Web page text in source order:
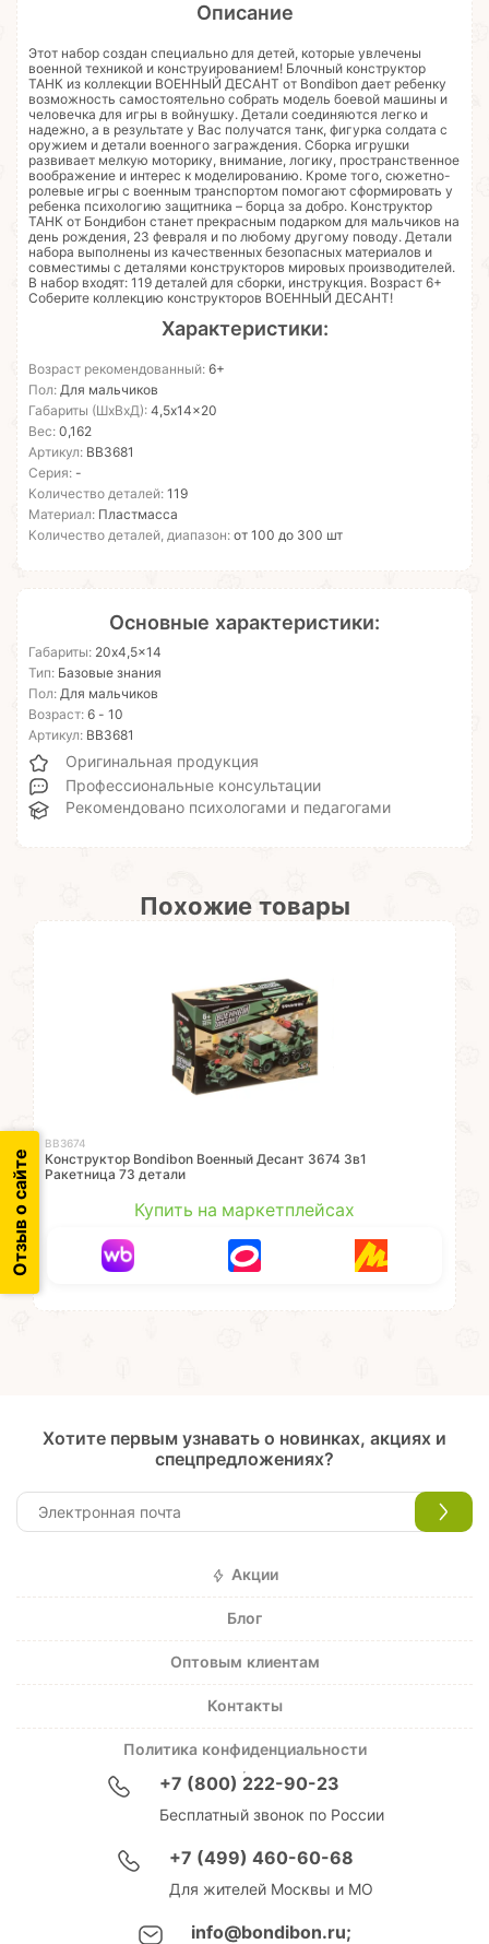
Описание
Этот набор создан специально для детей, которые увлечены
военной техникой и конструированием! Блочный конструктор
ТАНК из коллекции ВОЕННЫЙ ДЕСАНТ от Bondibon дает ребенку
возможность самостоятельно собрать модель боевой машины и
человечка для игры в войнушку. Детали соединяются легко и
надежно, а в результате у Вас получатся танк, фигурка солдата с
оружием и детали военного заграждения. Сборка игрушки
развивает мелкую моторику, внимание, логику, пространственное
воображение и интерес к моделированию. Кроме того, сюжетно-
ролевые игры с военным транспортом помогают сформировать у
ребенка психологию защитника – борца за добро. Конструктор
ТАНК от Бондибон станет прекрасным подарком для мальчиков на
день рождения, 23 февраля и по любому другому поводу. Детали
набора выполнены из качественных безопасных материалов и
совместимы с деталями конструкторов мировых производителей.
В набор входят: 119 деталей для сборки, инструкция. Возраст 6+
Соберите коллекцию конструкторов ВОЕННЫЙ ДЕСАНТ!
Характеристики:
Возраст рекомендованный: 6+
Пол: Для мальчиков
Габариты (ШхВхД): 4,5x14x20
Вес: 0,162
Артикул: ВВ3681
Серия: -
Количество деталей: 119
Материал: Пластмасса
Количество деталей, диапазон: от 100 до 300 шт
Основные характеристики:
Габариты: 20x4,5x14
Тип: Базовые знания
Пол: Для мальчиков
Возраст: 6 - 10
Артикул: ВВ3681
Оригинальная продукция
Профессиональные консультации
Рекомендовано психологами и педагогами
Похожие товары
ВВ3674
Конструктор Bondibon Военный Десант 3674 3в1
Ракетница 73 детали
Купить на маркетплейсах
Отзыв о сайте
Хотите первым узнавать о новинках, акциях и
спецпредложениях?
Акции
Блог
Оптовым клиентам
Контакты
Политика конфиденциальности
+7 (800) 222-90-23
Бесплатный звонок по России
+7 (499) 460-60-68
Для жителей Москвы и МО
info@bondibon.ru;